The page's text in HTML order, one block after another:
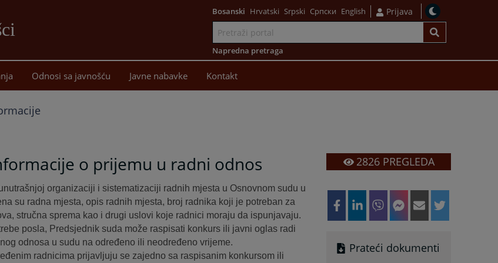
sadržaj
Bosanski Hrvatski Srpski Српски English Prijava
Napredna pretraga
Odnosi sa javnošću Javne nabavke Kontakt
o prijemu u radni odnos
organizaciji i sistematizaciji radnih mjesta u Osnovnom sudu u
su radna mjesta, opis radnih mjesta, broj radnika koji je potreban za
stručna sprema kao i drugi uslovi koje radnici moraju da ispunjavaju.
posla, Predsjednik suda može raspisati konkurs ili javni oglas radi
odnosa u sudu na određeno ili neodređeno vrijeme.
radnicima prijavljuju se zajedno sa raspisanim konkursom ili
2826PREGLEDA
Prateći dokumenti